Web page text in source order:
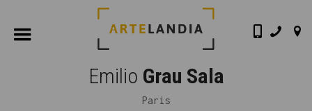
Emilio Grau Sala
Paris